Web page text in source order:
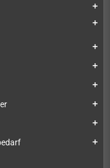
add
add
add
add
add
add
add
add